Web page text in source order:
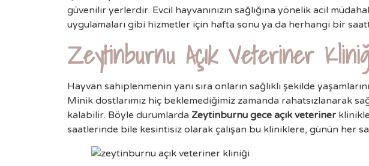
güvenilir yerlerdir. Evcil hayvanınızın sağlığına yönelik acil
uygulamaları gibi hizmetler için hafta sonu ya da herhangi bir
Zeytinburnu Açık Veteriner
Hayvan sahiplenmenin yanı sıra onların sağlıklı şekilde
Minik dostlarımız hiç beklemediğimiz zamanda rahatsızlanarak
kalabilir. Böyle durumlarda Zeytinburnu gece açık veteriner
saatlerinde bile kesintisiz olarak çalışan bu kliniklere, günün her